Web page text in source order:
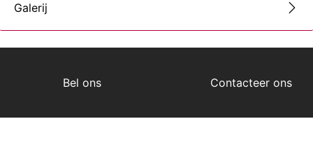
Galerij
Bel ons Contacteer ons